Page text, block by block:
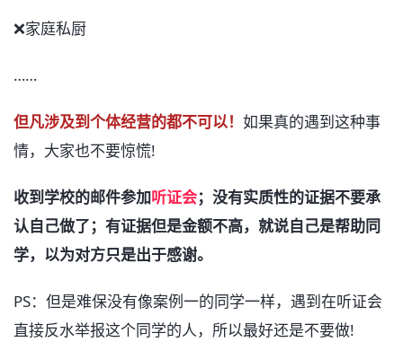
❌家庭私厨
……
但凡涉及到个体经营的都不可以！ 如果真的遇到这种事
情，大家也不要惊慌!
收到学校的邮件参加听证会；没有实质性的证据不要承
认自己做了；有证据但是金额不高，就说自己是帮助同
学，以为对方只是出于感谢。
PS：但是难保没有像案例一的同学一样，遇到在听证会
直接反水举报这个同学的人，所以最好还是不要做!